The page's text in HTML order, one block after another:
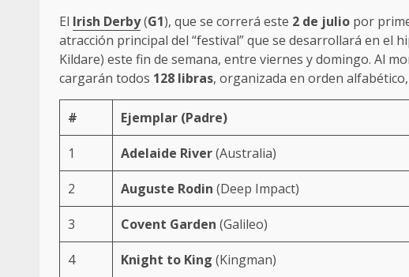
El Irish Derby(G1), que se correrá este 2 de julio por
atracción principal del “festival” que se desarrollará en el
Kildare) este fin de semana, entre viernes y domingo. Al
cargarán todos 128 libras, organizada en orden
# Ejemplar (Padre)
1 Adelaide River(Australia)
2 Auguste Rodin (Deep Impact)
3 Covent Garden (Galileo)
4 Knight to King (Kingman)